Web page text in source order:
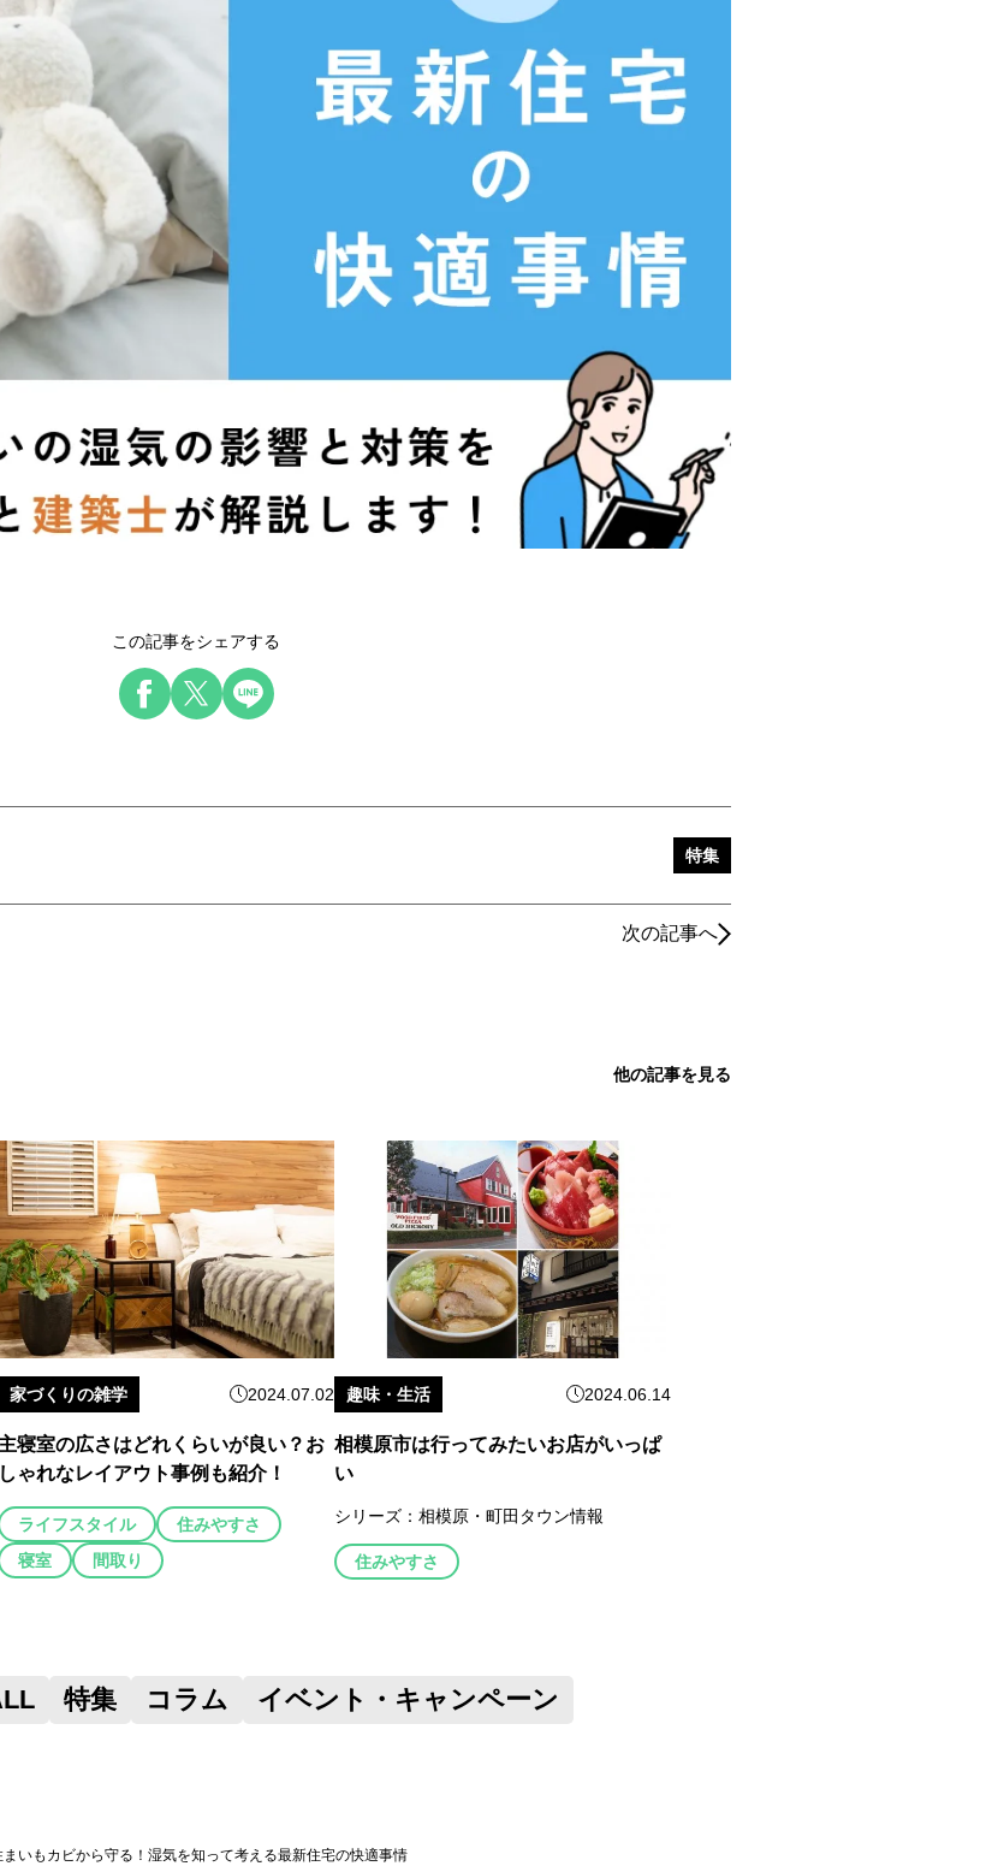
この記事をシェアする
特集
次の記事へ
他の記事を見る
家づくりの雑学 2024.07.02
主寝室の広さはどれくらいが良い？お
しゃれなレイアウト事例も紹介！
ライフスタイル
住みやすさ
寝室
間取り
趣味・生活 2024.06.14
相模原市は行ってみたいお店がいっぱ
い
シリーズ： 相模原・町田タウン情報
住みやすさ
特集 コラム イベント・キャンペーン
いもカビから守る！湿気を知って考える最新住宅の快適事情